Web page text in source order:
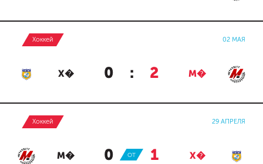
Хоккей 02 МАЯ
Х� 0 : 2 М�
Хоккей 29 АПРЕЛЯ
М� 0 : 1 Х�
ОТ